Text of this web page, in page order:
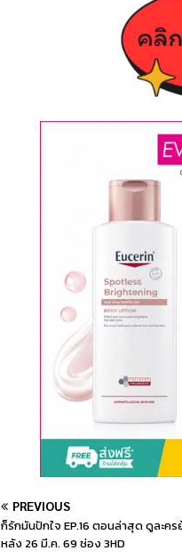
PREVIOUS
ก็รักมันปักใจ EP.16 ตอนล่าสุด ดูละค
หลัง 26 มี.ค. 69 ช่อง 3HD